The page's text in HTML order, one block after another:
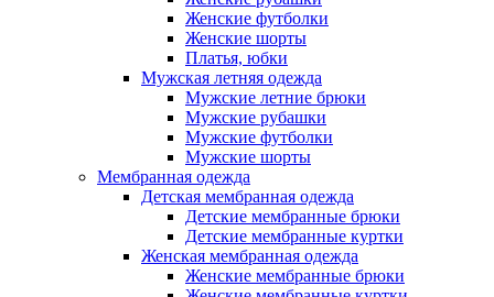
Женские футболки
Женские шорты
Платья, юбки
Мужская летняя одежда
Мужские летние брюки
Мужские рубашки
Мужские футболки
Мужские шорты
Мембранная одежда
Детская мембранная одежда
Детские мембранные брюки
Детские мембранные куртки
Женская мембранная одежда
Женские мембранные брюки